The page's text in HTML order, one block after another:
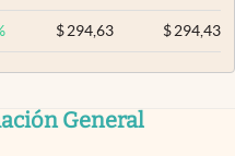
$ 294,63 $294,43
General